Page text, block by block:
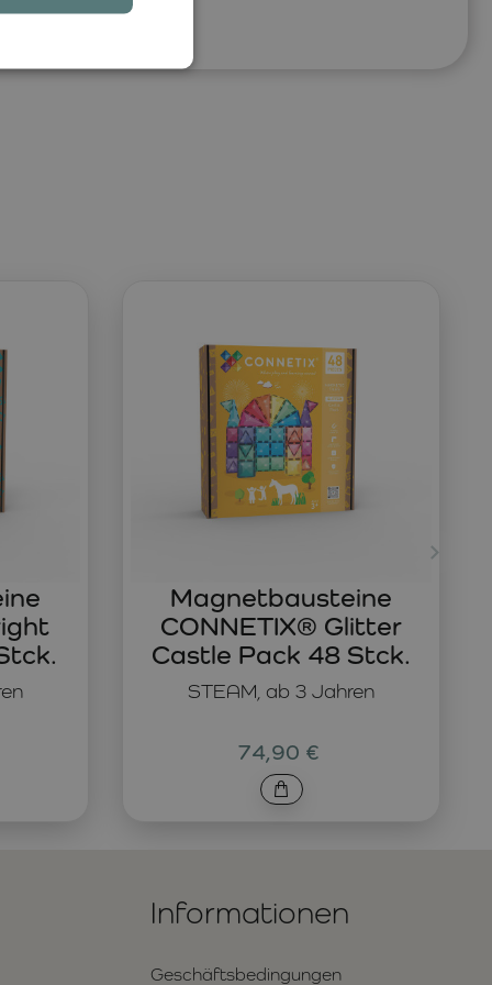
STEAM, ab 3 Jahren
Magnetbausteine
CONNETIX® Glitter
Castle Pack 48 Stck.
74,90 €
Informationen
Geschäftsbedingungen